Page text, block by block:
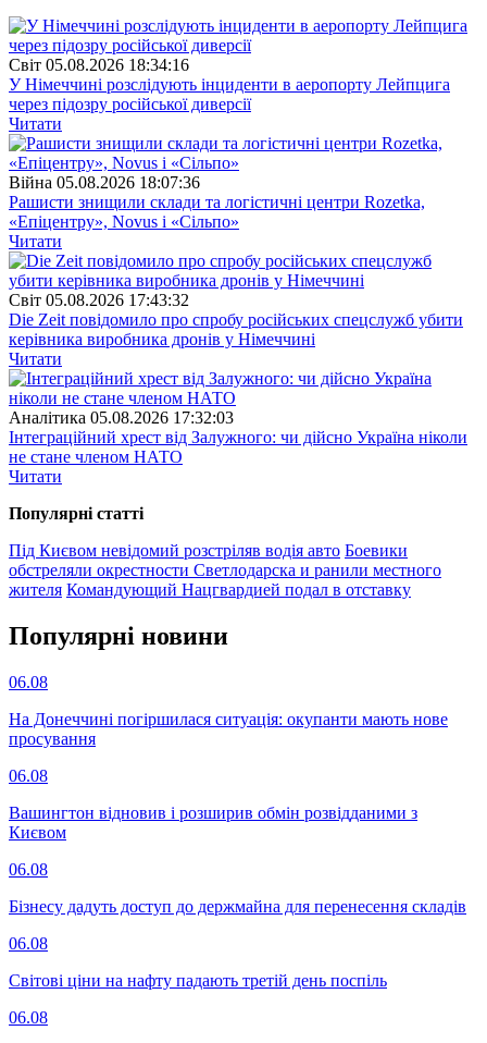
Свiт 05.08.2026 18:34:16
У Німеччині розслідують інциденти в аеропорту Лейпцига
через підозру російської диверсії
Читати
Війна 05.08.2026 18:07:36
Рашисти знищили склади та логістичні центри Rozetka,
«Епіцентру», Novus і «Сільпо»
Читати
Свiт 05.08.2026 17:43:32
Die Zeit повідомило про спробу російських спецслужб убити
керівника виробника дронів у Німеччині
Читати
Аналітика 05.08.2026 17:32:03
Інтеграційний хрест від Залужного: чи дійсно Україна ніколи
не стане членом НАТО
Читати
Популярнi статтi
Під Києвом невідомий розстріляв водія авто Боевики
обстреляли окрестности Светлодарска и ранили местного
жителя Командующий Нацгвардией подал в отставку
Популярнi новини
06.08
На Донеччині погіршилася ситуація: окупанти мають нове
просування
06.08
Вашингтон відновив і розширив обмін розвідданими з
Києвом
06.08
Бізнесу дадуть доступ до держмайна для перенесення складів
06.08
Світові ціни на нафту падають третій день поспіль
06.08